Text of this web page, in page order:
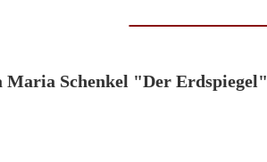
Maria Schenkel "Der Erdspiegel"